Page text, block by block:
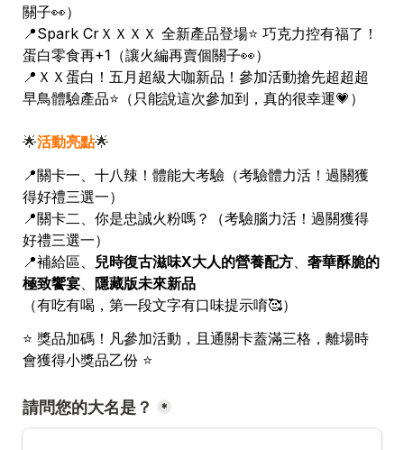
關子👀）
📍Spark Cr ＸＸＸＸ 全新產品登場⭐️ 巧克力控有福了！
蛋白零食再+1
📍ＸＸ蛋白！五月超級大咖新品！參加活動搶先超超超
早鳥體驗產品⭐️（只能說這次參加到，真的很幸運💗）
🌟活動亮點🌟
📍關卡一、十八辣！體能大考驗（考驗體力活！過關獲
📍關卡二、你是忠誠火粉嗎？（考驗腦力活！過關獲得
📍補給區、 兒時復古滋味X大人的營養配方
奢華酥脆的
極致饗宴
（有吃有喝，第一段文字有口味提示唷🥰）
⭐️ 獎品加碼！凡參加活動，且通關卡蓋滿三格，離場時
會獲得小獎品乙份 ⭐️
請問您的大名是？ *